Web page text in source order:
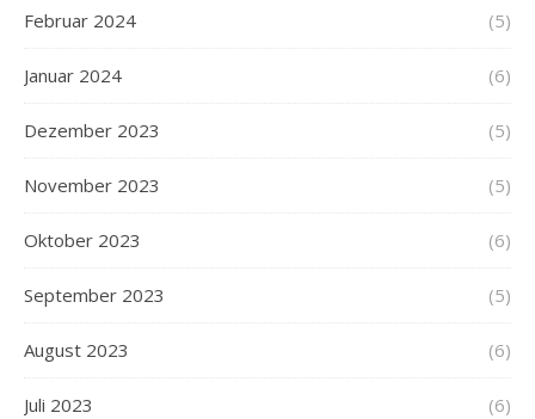
Februar 2024 (5)
Januar 2024 (6)
Dezember 2023 (5)
November 2023 (5)
Oktober 2023 (6)
September 2023 (5)
August 2023 (6)
Juli 2023 (6)